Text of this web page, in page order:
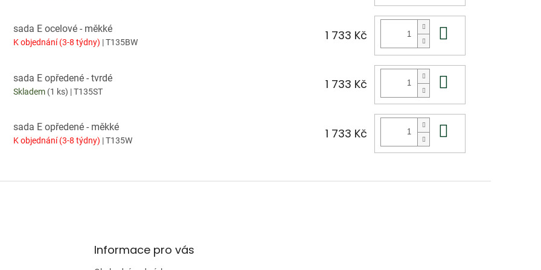
sada E ocelové - měkké
K objednání (3-8 týdny) | T135BW 1 733 Kč
sada E opředené - tvrdé
Skladem (1 ks) | T135ST 1 733 Kč
sada E opředené - měkké
K objednání (3-8 týdny) | T135W 1 733 Kč
Informace pro vás